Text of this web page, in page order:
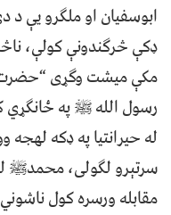
ابوسفيان او ملګرو يې د
ډکې څرګندونې کولې،
مکې ميشت وګړى “حضرت
رسول الله ﷺ په ځانګړي
له حيرانتيا په ډکه
سرتېرو لګولى، محمدﷺ
مقابله ورسره کول